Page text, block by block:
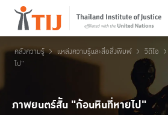
คลังความรู้ แหล่งความรู้และสื่อสิ่งพิมพ์ วิดีโอ
ไป"
ภาพยนตร์สั้น "ก้อนหินที่หายไป"